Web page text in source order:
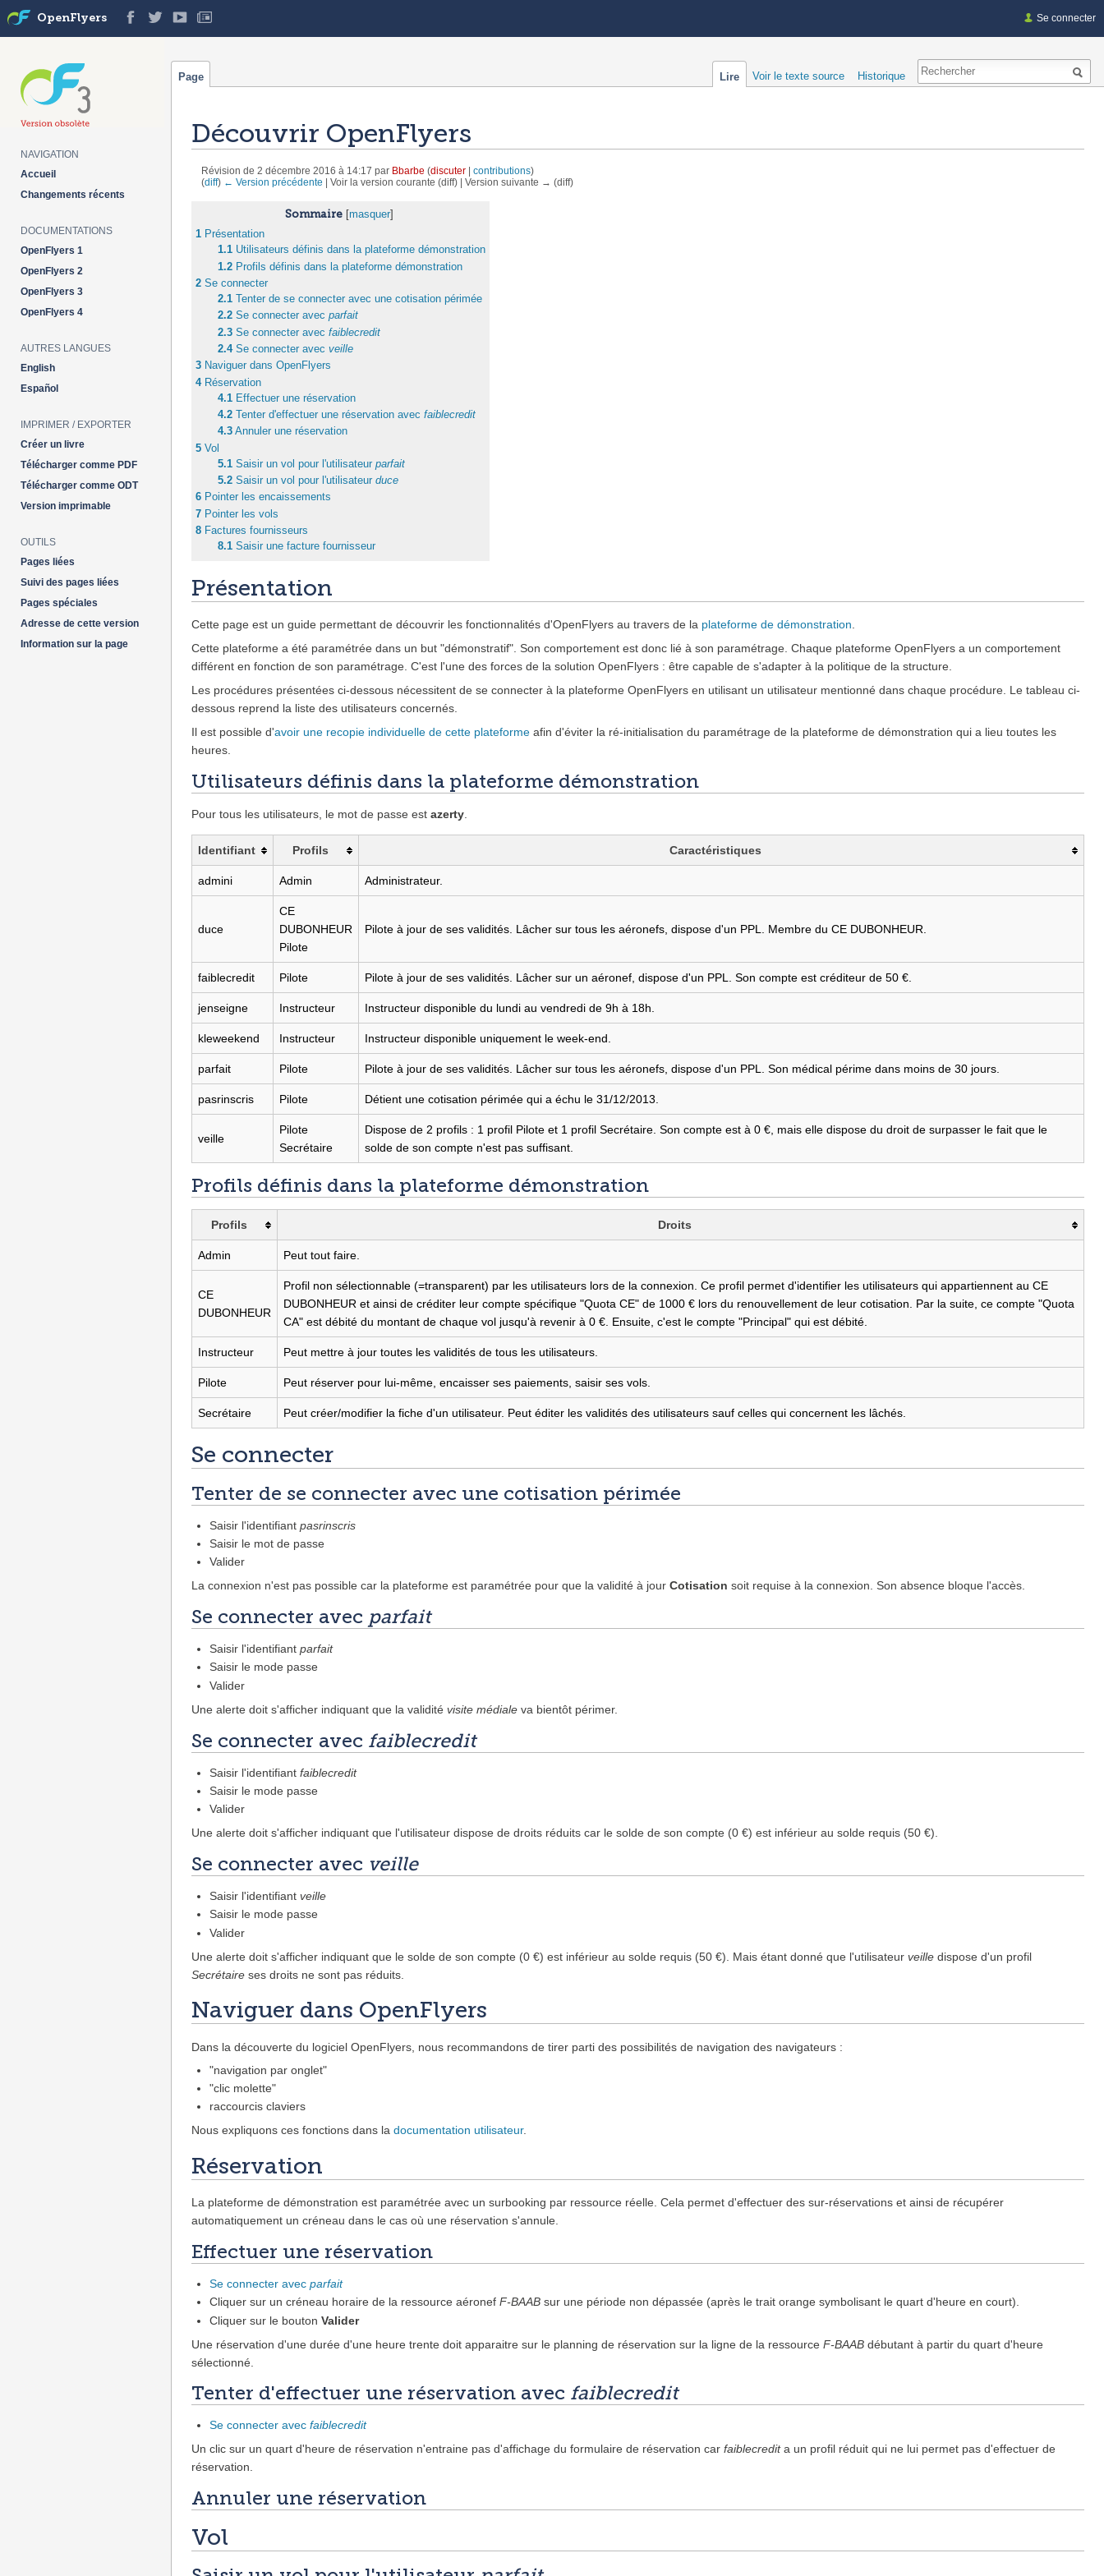
Découvrir OpenFlyers
Révision de 2 décembre 2016 à 14:17 par Bbarbe (discuter| contributions)
(diff) ← Version précédente | Voir la version courante (diff) | Version suivante → (diff)
Sommaire[ masquer]
1 Présentation
1.1 Utilisateurs définis dans la plateforme démonstration
1.2 Profils définis dans la plateforme démonstration
2 Se connecter
2.1 Tenter de se connecter avec une cotisation périmée
2.2 Se connecter avec parfait
2.3 Se connecter avec faiblecredit
2.4 Se connecter avec veille
3 Naviguer dans OpenFlyers
4 Réservation
4.1 Effectuer une réservation
4.2 Tenter d'effectuer une réservation avec faiblecredit
4.3 Annuler une réservation
5 Vol
5.1 Saisir un vol pour l'utilisateur parfait
5.2 Saisir un vol pour l'utilisateur duce
6 Pointer les encaissements
7 Pointer les vols
8 Factures fournisseurs
8.1 Saisir une facture fournisseur
Présentation
Cette page est un guide permettant de découvrir les fonctionnalités d'OpenFlyers au travers de la plateforme de démonstration.
Cette plateforme a été paramétrée dans un but "démonstratif". Son comportement est donc lié à son paramétrage. Chaque plateforme OpenFlyers a un comportement
différent en fonction de son paramétrage. C'est l'une des forces de la solution OpenFlyers : être capable de s'adapter à la politique de la structure.
Les procédures présentées ci-dessous nécessitent de se connecter à la plateforme OpenFlyers en utilisant un utilisateur mentionné dans chaque procédure. Le tableau ci-
dessous reprend la liste des utilisateurs concernés.
Il est possible d'avoir une recopie individuelle de cette plateforme afin d'éviter la ré-initialisation du paramétrage de la plateforme de démonstration qui a lieu toutes les
heures.
Utilisateurs définis dans la plateforme démonstration
Pour tous les utilisateurs, le mot de passe est azerty
Identifiant Profils Caractéristiques
admini Admin Administrateur.
duce
CE
DUBONHEUR
Pilote
Pilote à jour de ses validités. Lâcher sur tous les aéronefs, dispose d'un PPL. Membre du CE DUBONHEUR.
faiblecredit Pilote Pilote à jour de ses validités. Lâcher sur un aéronef, dispose d'un PPL. Son compte est créditeur de 50 €.
jenseigne Instructeur Instructeur disponible du lundi au vendredi de 9h à 18h.
kleweekend Instructeur Instructeur disponible uniquement le week-end.
parfait Pilote Pilote à jour de ses validités. Lâcher sur tous les aéronefs, dispose d'un PPL. Son médical périme dans moins de 30 jours.
pasrinscris Pilote Détient une cotisation périmée qui a échu le 31/12/2013.
veille
Pilote
Secrétaire
Dispose de 2 profils : 1 profil Pilote et 1 profil Secrétaire. Son compte est à 0 €, mais elle dispose du droit de surpasser le fait que le
solde de son compte n'est pas suffisant.
Profils définis dans la plateforme démonstration
Profils Droits
Admin Peut tout faire.
CE
DUBONHEUR
Profil non sélectionnable (=transparent) par les utilisateurs lors de la connexion. Ce profil permet d'identifier les utilisateurs qui appartiennent au CE
DUBONHEUR et ainsi de créditer leur compte spécifique "Quota CE" de 1000 € lors du renouvellement de leur cotisation. Par la suite, ce compte "Quota
CA" est débité du montant de chaque vol jusqu'à revenir à 0 €. Ensuite, c'est le compte "Principal" qui est débité.
Instructeur Peut mettre à jour toutes les validités de tous les utilisateurs.
Pilote Peut réserver pour lui-même, encaisser ses paiements, saisir ses vols.
Secrétaire Peut créer/modifier la fiche d'un utilisateur. Peut éditer les validités des utilisateurs sauf celles qui concernent les lâchés.
Se connecter
Tenter de se connecter avec une cotisation périmée
Saisir l'identifiantpasrinscris
Saisir le mot de passe
Valider
La connexion n'est pas possible car la plateforme est paramétrée pour que la validité à jour Cotisation soit requise à la connexion. Son absence bloque l'accès.
Se connecter avec parfait
Saisir l'identifiantparfait
Saisir le mode passe
Valider
Une alerte doit s'afficher indiquant que la validité visite médiale va bientôt périmer.
Se connecter avec faiblecredit
Saisir l'identifiantfaiblecredit
Saisir le mode passe
Valider
Une alerte doit s'afficher indiquant que l'utilisateur dispose de droits réduits car le solde de son compte (0 €) est inférieur au solde requis (50 €).
Se connecter avec veille
Saisir l'identifiantveille
Saisir le mode passe
Valider
Une alerte doit s'afficher indiquant que le solde de son compte (0 €) est inférieur au solde requis (50 €). Mais étant donné que l'utilisateur veille dispose d'un profil
Secrétaire ses droits ne sont pas réduits.
Naviguer dans OpenFlyers
Dans la découverte du logiciel OpenFlyers, nous recommandons de tirer parti des possibilités de navigation des navigateurs :
"navigation par onglet"
"clic molette"
raccourcis claviers
Nous expliquons ces fonctions dans la documentation utilisateur.
Réservation
La plateforme de démonstration est paramétrée avec un surbooking par ressource réelle. Cela permet d'effectuer des sur-réservations et ainsi de récupérer
automatiquement un créneau dans le cas où une réservation s'annule.
Effectuer une réservation
Se connecter avecparfait
Cliquer sur un créneau horaire de la ressource aéronefF-BAAB sur une période non dépassée (après le trait orange symbolisant le quart d'heure en court).
Cliquer sur le boutonValider
Une réservation d'une durée d'une heure trente doit apparaitre sur le planning de réservation sur la ligne de la ressource F-BAAB débutant à partir du quart d'heure
sélectionné.
Tenter d'effectuer une réservation avec faiblecredit
Se connecter avecfaiblecredit
Un clic sur un quart d'heure de réservation n'entraine pas d'affichage du formulaire de réservation car faiblecredita un profil réduit qui ne lui permet pas d'effectuer de
réservation.
Annuler une réservation
Vol
Se connecter
Page Lire Voir le texte source Historique
OpenFlyers
NAVIGATION
Accueil
Changements récents
DOCUMENTATIONS
OpenFlyers 1
OpenFlyers 2
OpenFlyers 3
OpenFlyers 4
AUTRES LANGUES
English
Español
IMPRIMER / EXPORTER
Créer un livre
Télécharger comme PDF
Télécharger comme ODT
Version imprimable
OUTILS
Pages liées
Suivi des pages liées
Pages spéciales
Adresse de cette version
Information sur la page